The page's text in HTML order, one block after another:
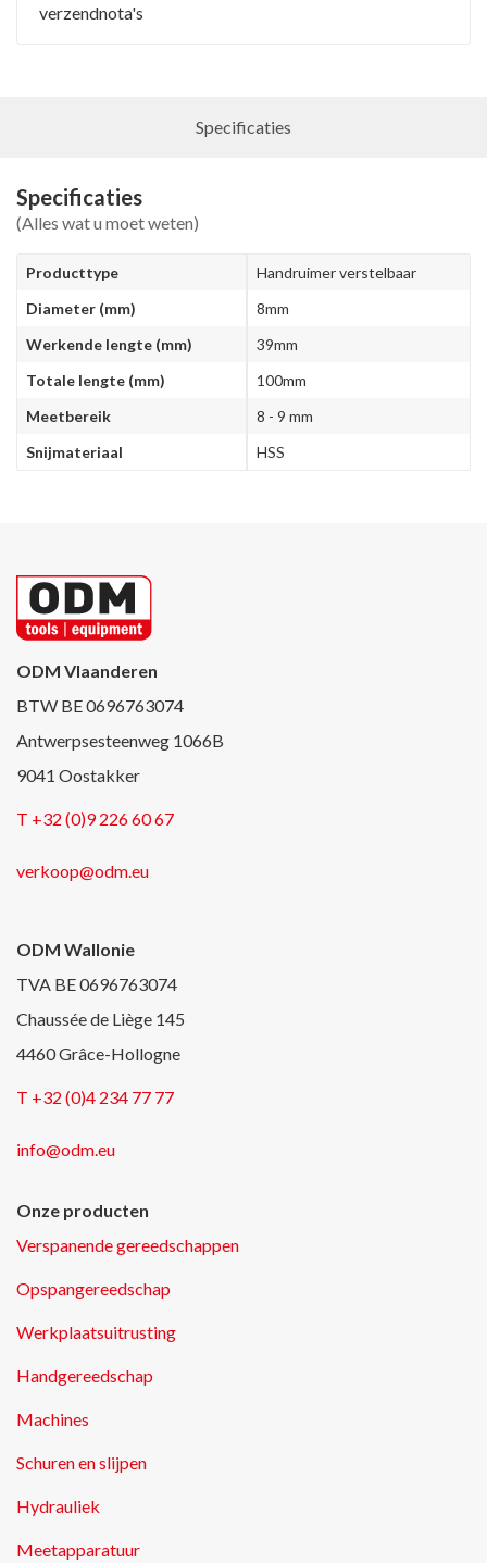
verzendnota's
Specificaties
Specificaties
(Alles wat u moet weten)
Producttype
Handruimer verstelbaar
Diameter (mm)
8mm
Werkende lengte (mm)
39mm
Totale lengte (mm)
100mm
Meetbereik
8 - 9 mm
Snijmateriaal
HSS
ODM Vlaanderen
BTW BE 0696763074
Antwerpsesteenweg 1066B
9041 Oostakker
T +32 (0)9 226 60 67
verkoop@odm.eu
ODM Wallonie
TVA BE 0696763074
Chaussée de Liège 145
4460 Grâce-Hollogne
T +32 (0)4 234 77 77
info@odm.eu
Onze producten
Verspanende gereedschappen
Opspangereedschap
Werkplaatsuitrusting
Handgereedschap
Machines
Schuren en slijpen
Hydrauliek
Meetapparatuur